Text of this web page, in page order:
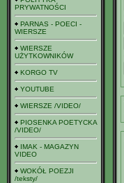
PRYWATNOŚCI
PARNAS - POECI -
WIERSZE
WIERSZE
UŻYTKOWNIKÓW
KORGO TV
YOUTUBE
WIERSZE /VIDEO/
PIOSENKA POETYCKA
/VIDEO/
IMAK - MAGAZYN
VIDEO
WOKÓŁ POEZJI
/teksty/